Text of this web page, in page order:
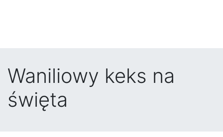
Waniliowy keks na
święta